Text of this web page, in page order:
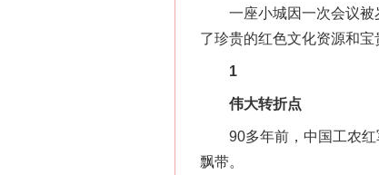
一座小城因一次会议被岁
了珍贵的红色文化资源和宝
1
伟大转折点
90多年前，中国工农红
飘带。